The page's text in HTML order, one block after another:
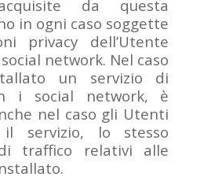
da questa
in ogni caso soggette
privacy dell’Utente
network. Nel caso
un servizio di
i social network, è
nel caso gli Utenti
servizio, lo stesso
traffico relativi alle